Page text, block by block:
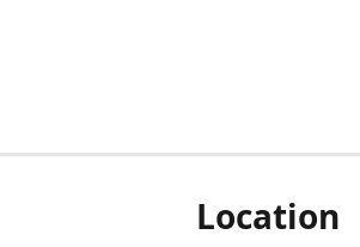
Location